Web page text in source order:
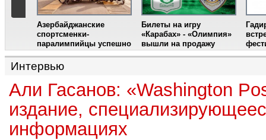
Азербайджанские
спортсменки-
паралимпийцы успешно
выступили на III
Международном
фестивале парашютного
спорта
Билеты на игру
«Карабах» - «Олимпия»
вышли на продажу
Интервью
Али Гасанов: «Washington
издание,
информациях